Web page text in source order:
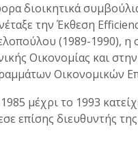
διοικητικά
την Έκθεση
(1989-1990), η
Οικονομίας και
Οικονομικών
μέχρι το 1993
επίσης διευθυντής